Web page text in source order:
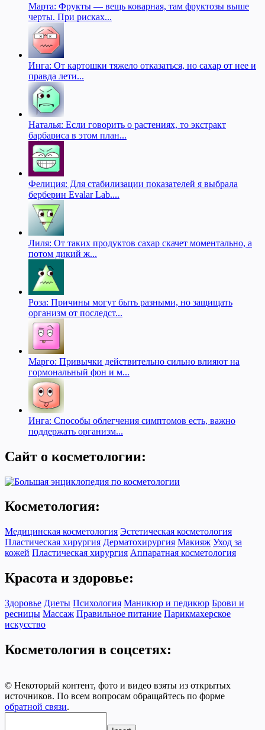
Марта: Фрукты — вещь коварная, там фруктозы выше
черты. При рисках...
Инга: От картошки тяжело отказаться, но сахар от нее и
правда лети...
Наталья: Если говорить о растениях, то экстракт
барбариса в этом план...
Фелиция: Для стабилизации показателей я выбрала
берберин Evalar Lab....
Лиля: От таких продуктов сахар скачет моментально, а
потом дикий ж...
Роза: Причины могут быть разными, но защищать
организм от последст...
Марго: Привычки действительно сильно влияют на
гормональный фон и м...
Инга: Способы облегчения симптомов есть, важно
поддержать организм...
Сайт о косметологии:
Косметология:
Медицинская косметология Эстетическая косметология
Пластическая хирургия Дерматохирургия Макияж Уход за
кожей Пластическая хирургия Аппаратная косметология
Красота и здоровье:
Здоровье Диеты Психология Маникюр и педикюр Брови и
ресницы Массаж Правильное питание Парикмахерское
искусство
Косметология в соцсетях:
© Некоторый контент, фото и видео взяты из открытых
источников. По всем вопросам обращайтесь по форме
обратной связи.